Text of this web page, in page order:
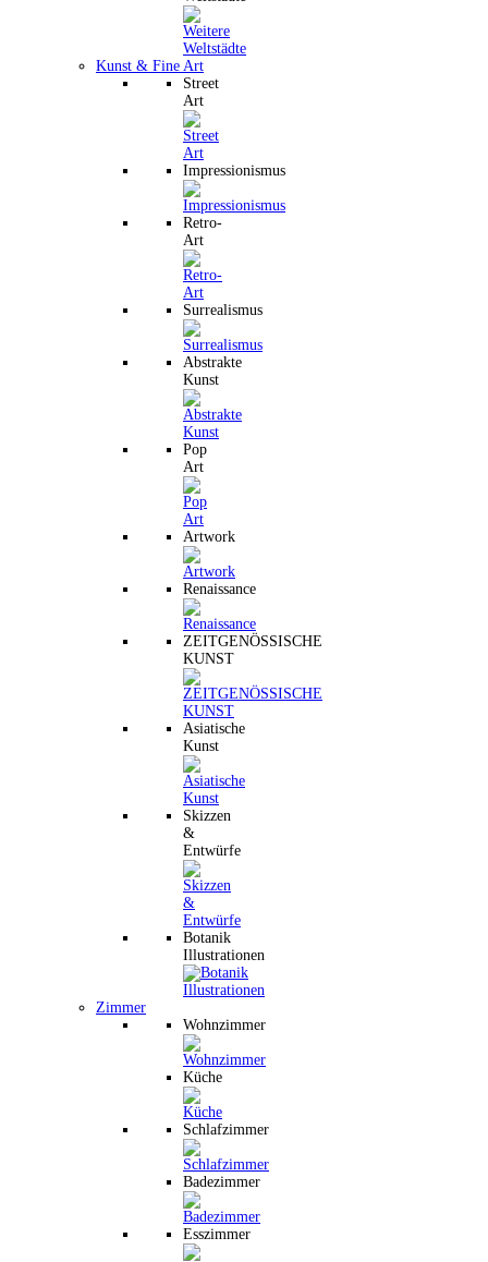
Kunst & Fine Art
Street
Art
Impressionismus
Retro-
Art
Surrealismus
Abstrakte
Kunst
Pop
Art
Artwork
Renaissance
ZEITGENÖSSISCHE
KUNST
Asiatische
Kunst
Skizzen
&
Entwürfe
Botanik
Illustrationen
Zimmer
Wohnzimmer
Küche
Schlafzimmer
Badezimmer
Esszimmer